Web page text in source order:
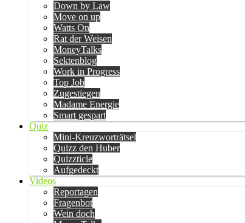
Down by Law
Move on up
Watts On
Rat der Weisen
MoneyTalks
Sektenblog
Work in Progress
Top Job
Zugestiegen
Madame Energie
Smart gespart
Quiz
Mini-Kreuzworträtsel
Quizz den Huber
Quizzticle
Aufgedeckt
Videos
Reportagen
Fragenbot
Wein doch